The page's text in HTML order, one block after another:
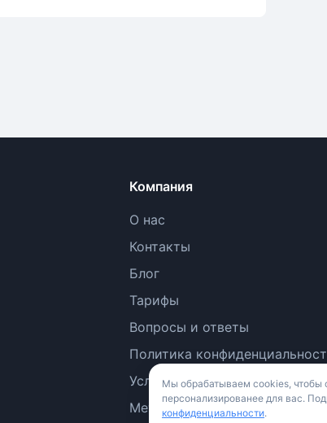
Компания
О нас
Контакты
Блог
Тарифы
Вопросы и ответы
Политика
Условия использования
Методология
Мы обрабатываем cookies, чтобы
персонализированее для вас.
конфиденциальности.